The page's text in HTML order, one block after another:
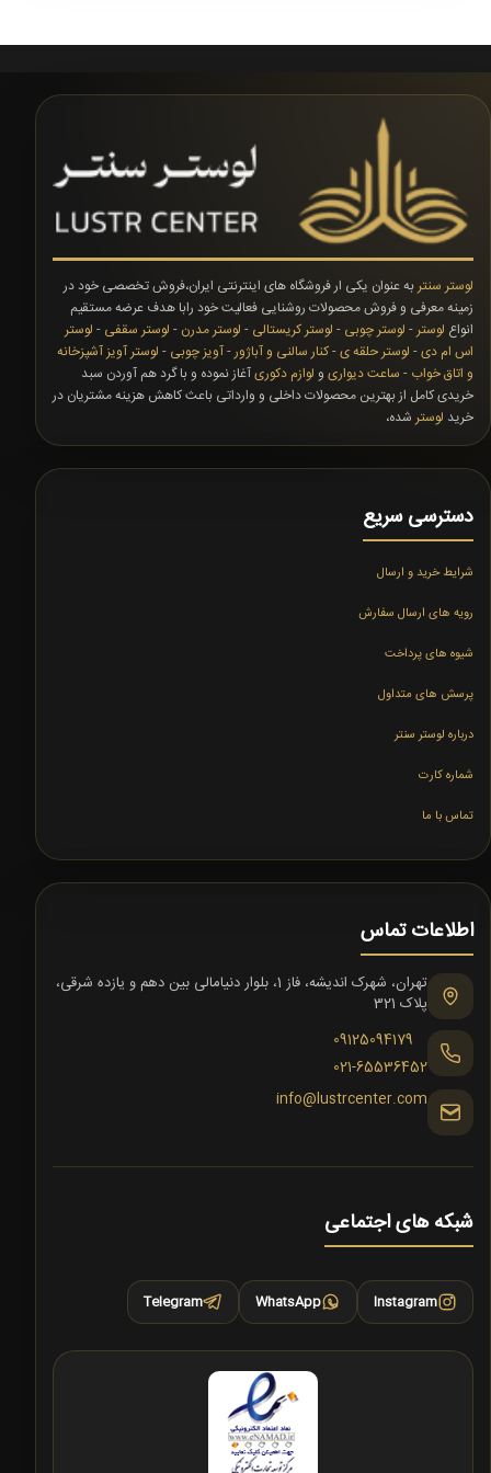
لوستر سنتر به عنوان یکی ار فروشگاه های اینترنتی ایران،فروش تخصصی خود در
زمینه معرفی و فروش محصولات روشنایی فعالیت خود رابا هدف عرضه مستقیم
انواع لوستر - لوستر چوبی - لوستر کریستالی - لوستر مدرن - لوستر سقفی - لوستر
اس ام دی- لوستر حلقه ی-کنار سالنی و آباژور-آویز چوبی - لوستر آویز آشپزخانه
و اتاق خواب - ساعت دیواری و لوازم دکوریآغاز نموده و با گرد هم آوردن سبد
خریدی کامل از بهترین محصولات داخلی و وارداتی باعث کاهش هزینه مشتریان در
خرید لوستر شده،
دسترسی سریع
شرایط خرید و ارسال
رویه های ارسال سفارش
شیوه های پرداخت
پرسش های متداول
درباره لوستر سنتر
شماره کارت
تماس با ما
اطلاعات تماس
تهران، شهرک اندیشه، فاز 1، بلوار دنیامالی بین دهم و یازده شرقی،
پلاک 321
09125094179
021-65536452
info@lustrcenter.com
شبکه های اجتماعی
Instagram
WhatsApp
Telegram